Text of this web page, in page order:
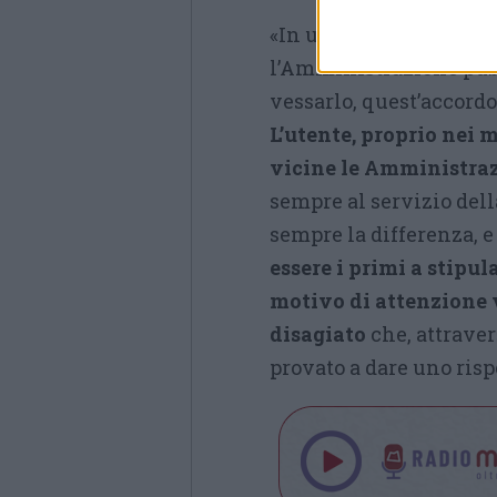
«In un momento
l’Amministrazione
vessarlo,
L’utente, proprio nei
vicine le
sempre al servizio
sempre la differenza,
essere i primi a
motivo di attenzione
disagiato che,
provato a dare uno